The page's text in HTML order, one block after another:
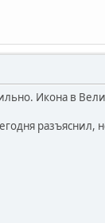
Икона в
разъяснил,